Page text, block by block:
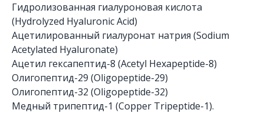
Гидролизованная гиалуроновая кислота
(Hydrolyzed Hyaluronic Acid)
Ацетилированный гиалуронат натрия (Sodium
Acetylated Hyaluronate)
Ацетил гексапептид-8 (Acetyl Hexapeptide-8)
Олигопептид-29 (Oligopeptide-29)
Олигопептид-32 (Oligopeptide-32)
Медный трипептид-1 (Copper Tripeptide-1).